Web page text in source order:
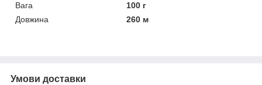
Вага
100 г
Довжина
260 м
Умови доставки